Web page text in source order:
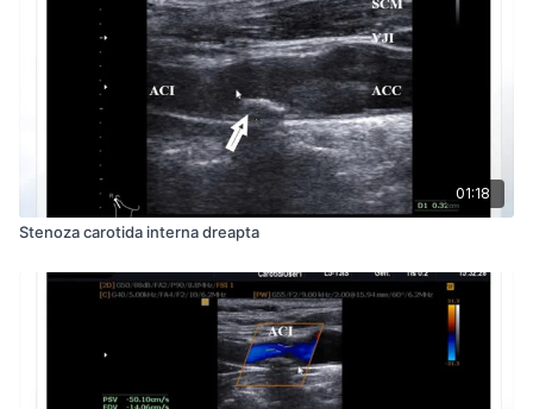
01:18
Stenoza carotida interna dreapta